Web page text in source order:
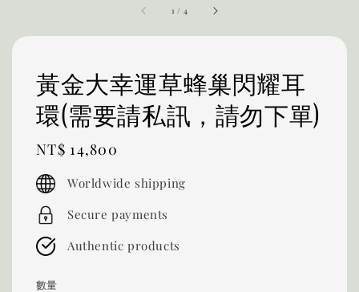
1 / 4
黃金大幸運草蜂巢閃耀耳
環(需要請私訊，請勿下單)
Regular
price
NT$ 14,800
Worldwide shipping
Secure payments
Authentic products
數量